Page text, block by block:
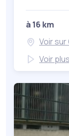
à 16 km
Voir
Voir plus